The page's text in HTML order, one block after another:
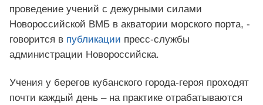
проведение учений с дежурными силами
Новороссийской ВМБ в акватории морского порта, -
говорится в публикации пресс-службы
администрации Новороссийска.
Учения у берегов кубанского города-героя проходят
почти каждый день – на практике отрабатываются